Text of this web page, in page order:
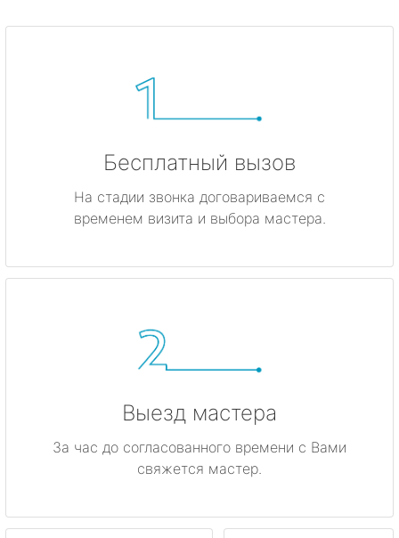
Бесплатный вызов
На стадии звонка договариваемся с
временем визита и выбора мастера.
Выезд мастера
За час до согласованного времени с Вами
свяжется мастер.